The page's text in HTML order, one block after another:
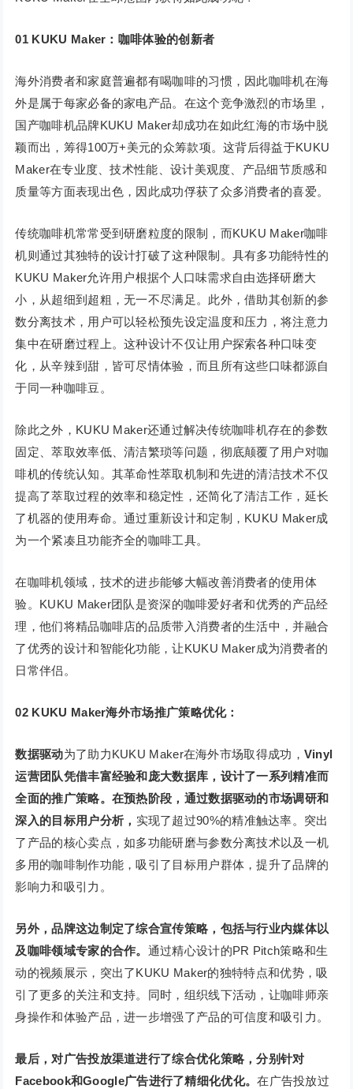
01 KUKU Maker：咖啡体验的创新者
海外消费者和家庭普遍都有喝咖啡的习惯，因此咖啡机在海
外是属于每家必备的家电产品。在这个竞争激烈的市场里，
国产咖啡机品牌KUKU Maker却成功在如此红海的市场中脱
颖而出，筹得100万+美元的众筹款项。这背后得益于KUKU
Maker在专业度、技术性能、设计美观度、产品细节质感和
质量等方面表现出色，因此成功俘获了众多消费者的喜爱。
传统咖啡机常常受到研磨粒度的限制，而KUKU Maker咖啡
机则通过其独特的设计打破了这种限制。具有多功能特性的
KUKU Maker允许用户根据个人口味需求自由选择研磨大
小，从超细到超粗，无一不尽满足。此外，借助其创新的参
数分离技术，用户可以轻松预先设定温度和压力，将注意力
集中在研磨过程上。这种设计不仅让用户探索各种口味变
化，从辛辣到甜，皆可尽情体验，而且所有这些口味都源自
于同一种咖啡豆。
除此之外，KUKU Maker还通过解决传统咖啡机存在的参数
固定、萃取效率低、清洁繁琐等问题，彻底颠覆了用户对咖
啡机的传统认知。其革命性萃取机制和先进的清洁技术不仅
提高了萃取过程的效率和稳定性，还简化了清洁工作，延长
了机器的使用寿命。通过重新设计和定制，KUKU Maker成
为一个紧凑且功能齐全的咖啡工具。
在咖啡机领域，技术的进步能够大幅改善消费者的使用体
验。KUKU Maker团队是资深的咖啡爱好者和优秀的产品经
理，他们将精品咖啡店的品质带入消费者的生活中，并融合
了优秀的设计和智能化功能，让KUKU Maker成为消费者的
日常伴侣。
02 KUKU Maker海外市场推广策略优化：
数据驱动为了助力KUKU Maker在海外市场取得成功， Vinyl
运营团队凭借丰富经验和庞大数据库，设计了一系列精准而
全面的推广策略。在预热阶段，通过数据驱动的市场调研和
深入的目标用户分析， 实现了超过90%的精准触达率。突出
了产品的核心卖点，如多功能研磨与参数分离技术以及一机
多用的咖啡制作功能，吸引了目标用户群体，提升了品牌的
影响力和吸引力。
另外，品牌这边制定了综合宣传策略，包括与行业内媒体以
及咖啡领域专家的合作。 通过精心设计的PR Pitch策略和生
动的视频展示，突出了KUKU Maker的独特特点和优势，吸
引了更多的关注和支持。同时，组织线下活动，让咖啡师亲
身操作和体验产品，进一步增强了产品的可信度和吸引力。
最后，对广告投放渠道进行了综合优化策略，分别针对
Facebook和Google广告进行了精细化优化。在广告投放过